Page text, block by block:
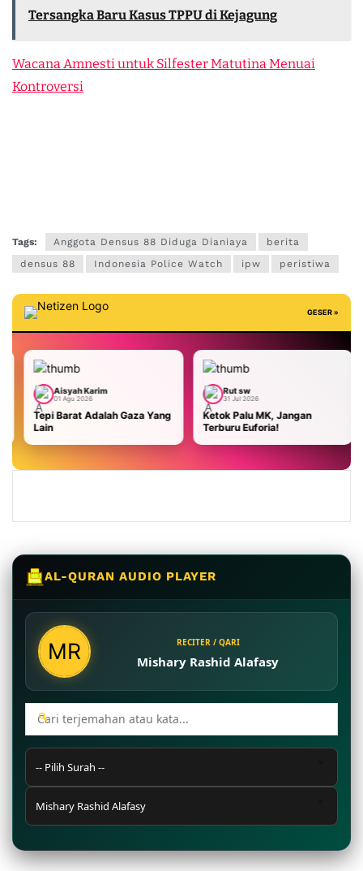
Tersangka Baru Kasus TPPU di Kejagung
Wacana Amnesti untuk Silfester Matutina Menuai
Kontroversi
Tags: Anggota Densus 88 Diduga Dianiaya
berita
densus 88
Indonesia Police Watch ipw peristiwa
GESER »
Gaza Yang
Ketok Palu MK, Jangan
Malaysia
AL-QURAN AUDIO PLAYER
RECITER / QARI
Mishary Rashid Alafasy